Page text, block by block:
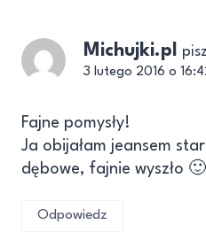
Michujki.pl
3 lutego 2016 o
Fajne pomysły!
Ja obijałam jeansem
dębowe, fajnie wyszło 🙂
Odpowiedz